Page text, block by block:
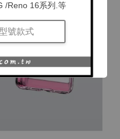
/Reno 16系列.等
號款式